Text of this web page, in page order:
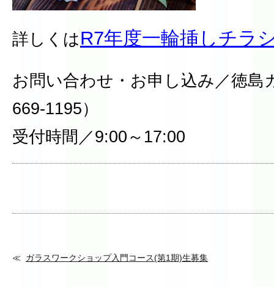
詳しくはR7年度一輪挿しチラ
お問い合わせ・お申し込み／徳島
669-1195）
受付時間／9:00～17:00
ガラスワークショップ入門コース(第1期)生募集